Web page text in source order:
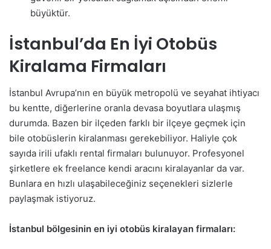
büyüktür.
İstanbul’da En İyi Otobüs
Kiralama Firmaları
İstanbul Avrupa’nın en büyük metropolü ve seyahat ihtiyacı
bu kentte, diğerlerine oranla devasa boyutlara ulaşmış
durumda. Bazen bir ilçeden farklı bir ilçeye geçmek için
bile otobüslerin kiralanması gerekebiliyor. Haliyle çok
sayıda irili ufaklı rental firmaları bulunuyor. Profesyonel
şirketlere ek freelance kendi aracını kiralayanlar da var.
Bunlara en hızlı ulaşabileceğiniz seçenekleri sizlerle
paylaşmak istiyoruz.
İstanbul bölgesinin en iyi otobüs kiralayan firmaları: